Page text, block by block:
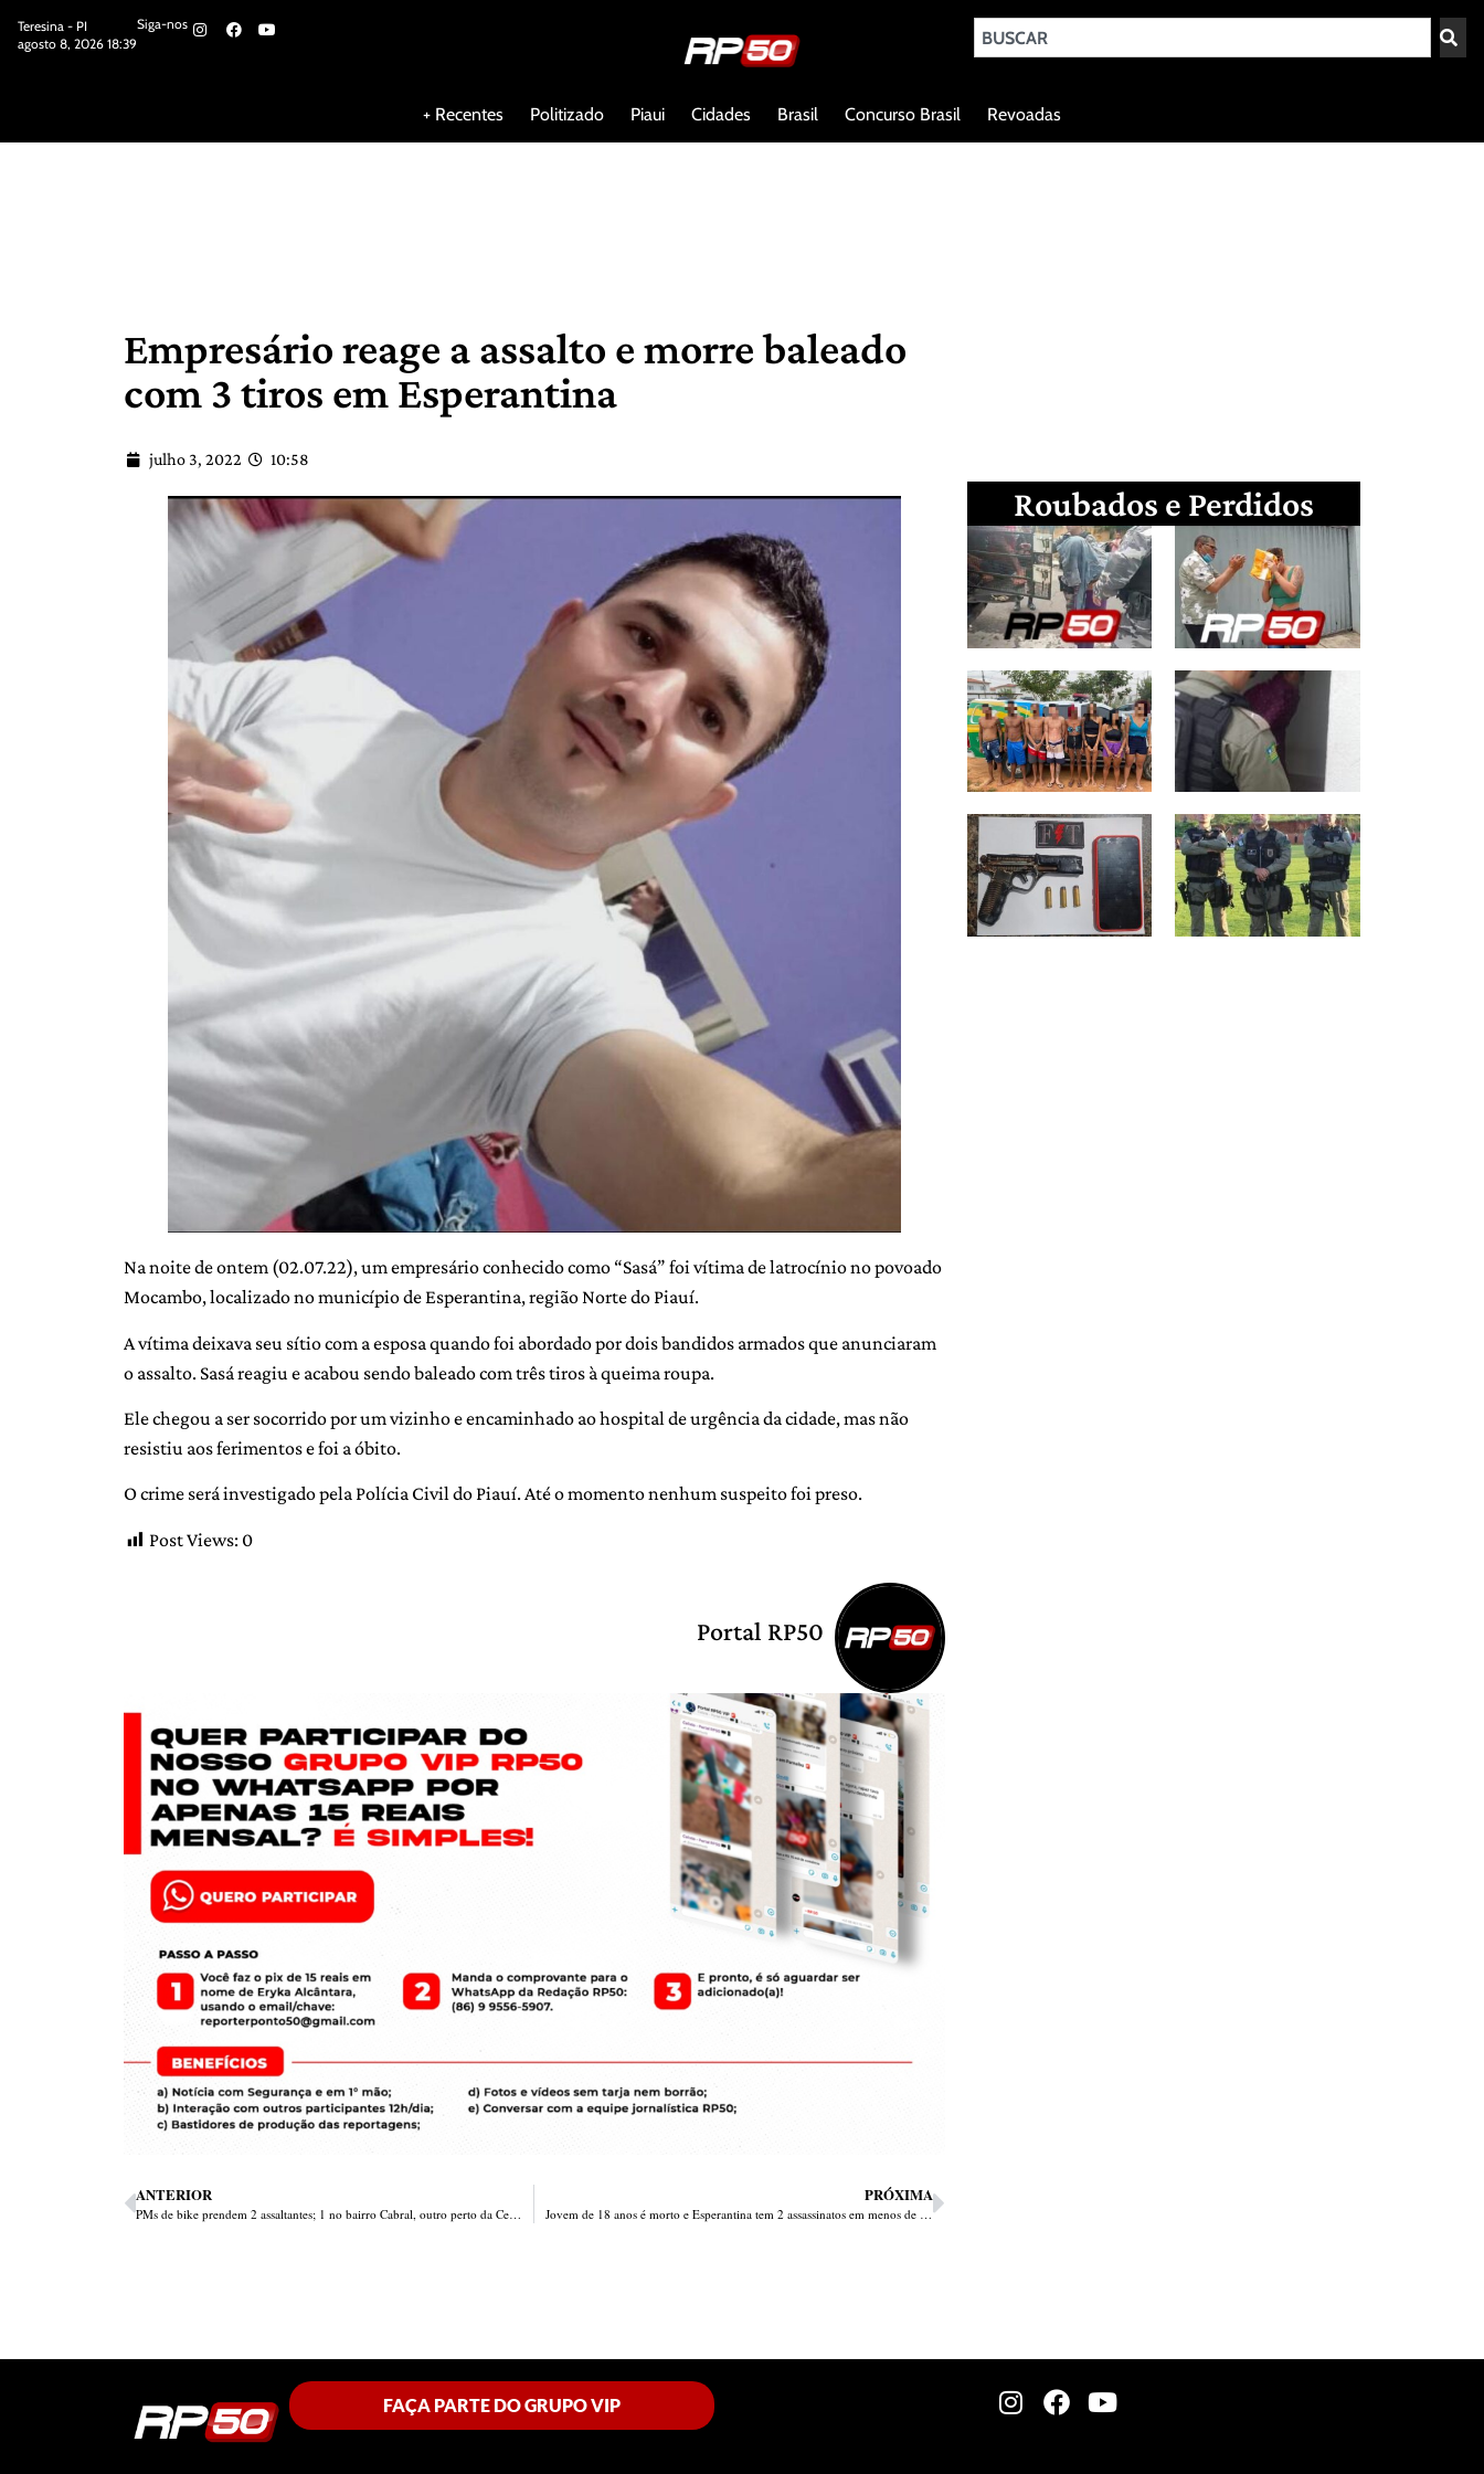
Teresina - PI
agosto 8, 2026 18:39
Siga-nos
+ Recentes Politizado Piaui Cidades Brasil Concurso Brasil Revoadas
Empresário reage a assalto e morre baleado
com 3 tiros em Esperantina
julho 3, 2022 10:58
Na noite de ontem (02.07.22), um empresário conhecido como “Sasá” foi vítima de latrocínio no povoado
Mocambo, localizado no município de Esperantina, região Norte do Piauí.
A vítima deixava seu sítio com a esposa quando foi abordado por dois bandidos armados que anunciaram
o assalto. Sasá reagiu e acabou sendo baleado com três tiros à queima roupa.
Ele chegou a ser socorrido por um vizinho e encaminhado ao hospital de urgência da cidade, mas não
resistiu aos ferimentos e foi a óbito.
O crime será investigado pela Polícia Civil do Piauí. Até o momento nenhum suspeito foi preso.
Post Views: 0
Portal RP50
ANTERIOR
PMs de bike prendem 2 assaltantes; 1 no bairro Cabral, outro perto da Central
PRÓXIMA
Jovem de 18 anos é morto e Esperantina tem 2 assassinatos em menos de 12h
Roubados e Perdidos
FAÇA PARTE DO GRUPO VIP